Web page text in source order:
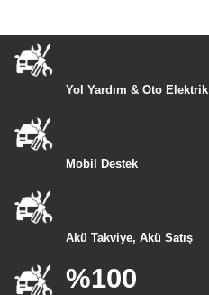
Yol Yardım & Oto Elektrik
Mobil Destek
Akü Takviye, Akü Satış
%100